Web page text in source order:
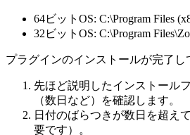
64ビットOS: C:\Program Files
32ビットOS: C:\Program
プラグインのインストールが完了
先ほど説明したインストール
（数日など）を確認します。
日付のばらつきが数日を超え
要です）。